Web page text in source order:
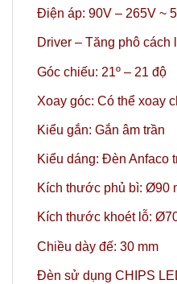
Điện áp: 90V – 265V ~
Driver – Tăng phô cách
Góc chiếu: 21º – 21 độ
Xoay góc: Có thể xoay
Kiểu gắn: Gắn âm trần
Kiểu dáng: Đèn Anfaco
Kích thước phủ bì: Ø90
Kích thước khoét lỗ:
Chiều dày đế: 30 mm
Đèn sử dụng CHIPS